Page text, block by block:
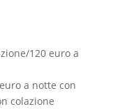
120 euro a
a notte con
colazione